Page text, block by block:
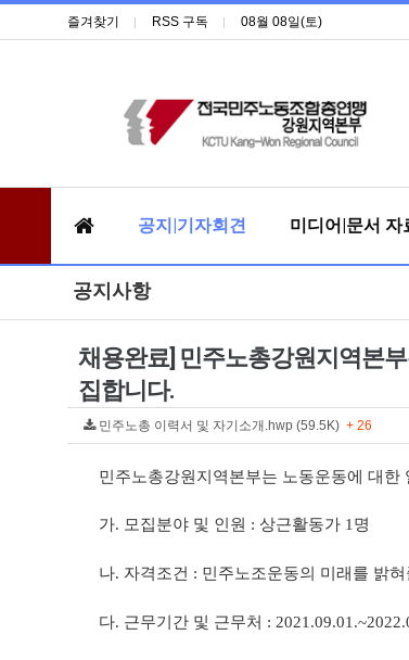
즐겨찾기 RSS 구독 08월 08일(토)
공지|기자회견 미디어|문서 자
공지사항
채용완료] 민주노총강원지역본
집합니다.
민주노총 이력서 및 자기소개.hwp (59.5K) + 26
민주노총강원지역본부는 노동운동에 대
가. 모집분야 및 인원 : 상근활동가 1 명
나. 자격조건 : 민주노조운동의 미래를 밝
다. 근무기간 및 근무처 :